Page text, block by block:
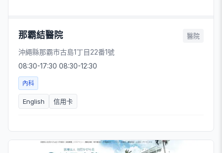
那霸結醫院 醫院
沖繩縣那霸市古島1丁目22番1號
08:30-17:30 08:30-12:30
內科
English 信用卡